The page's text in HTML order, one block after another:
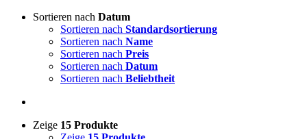
Sortieren nach Datum
Sortieren nach Standardsortierung
Sortieren nach Name
Sortieren nach Preis
Sortieren nach Datum
Sortieren nach Beliebtheit
Zeige 15 Produkte